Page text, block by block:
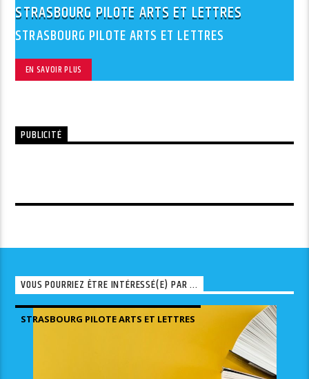
STRASBOURG PILOTE ARTS ET LETTRES
STRASBOURG PILOTE ARTS ET LETTRES
EN SAVOIR PLUS
PUBLICITÉ
VOUS POURRIEZ ÊTRE INTÉRESSÉ(E) PAR ...
STRASBOURG PILOTE ARTS ET LETTRES